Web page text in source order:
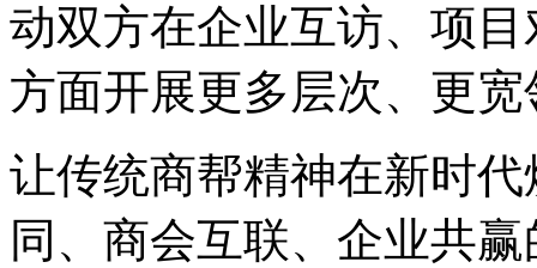
动双方在企业互访、项
方面开展更多层次、更
让传统商帮精神在新时
同、商会互联、企业共